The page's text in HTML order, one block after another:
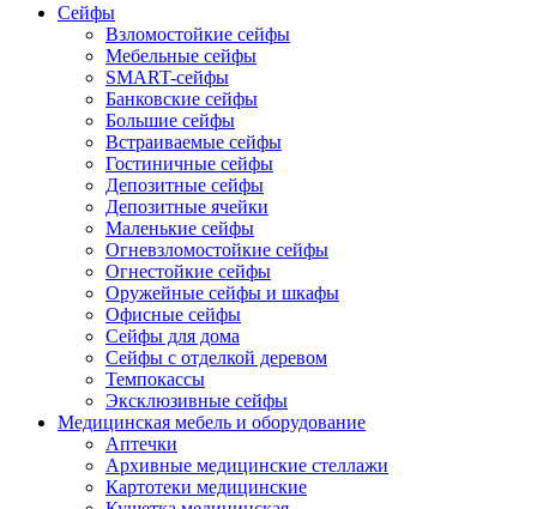
Сейфы
Взломостойкие сейфы
Мебельные сейфы
SMART-сейфы
Банковские сейфы
Большие сейфы
Встраиваемые сейфы
Гостиничные сейфы
Депозитные сейфы
Депозитные ячейки
Маленькие сейфы
Огневзломостойкие сейфы
Огнестойкие сейфы
Оружейные сейфы и шкафы
Офисные сейфы
Сейфы для дома
Сейфы с отделкой деревом
Темпокассы
Эксклюзивные сейфы
Медицинская мебель и оборудование
Аптечки
Архивные медицинские стеллажи
Картотеки медицинские